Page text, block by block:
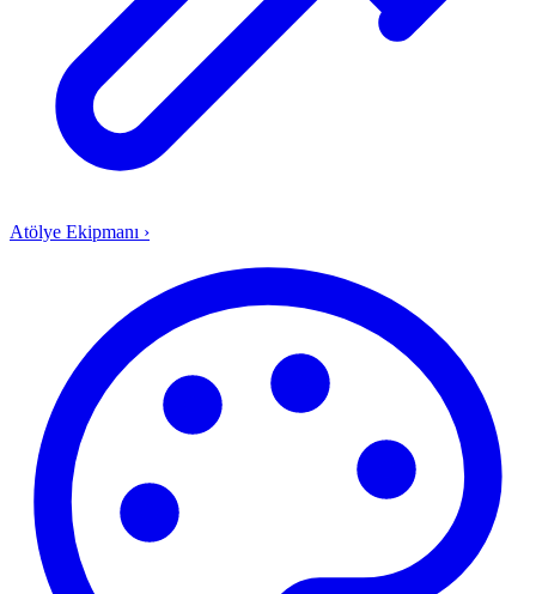
Atölye Ekipmanı ›